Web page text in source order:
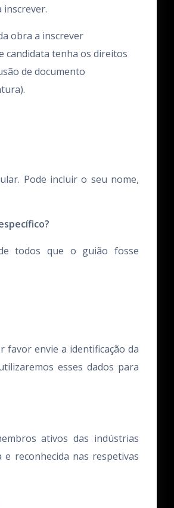
inscrever.
obra a inscrever
candidata tenha os direitos
de documento
Pode incluir o seu nome,
todos que o guião fosse
favor envie a identificação da
esses dados para
ativos das indústrias
reconhecida nas respetivas